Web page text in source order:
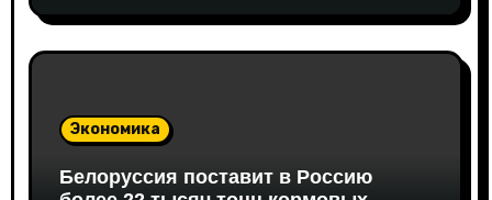
м
Экономика
Белоруссия поставит в Россию